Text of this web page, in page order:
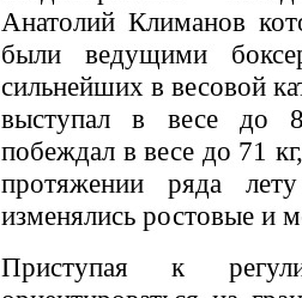
Анатолий Климанов
были ведущими
сильнейших в весовой
выступал в весе до
побеждал в весе до 71
протяжении ряда
изменялись ростовые и
Приступая к